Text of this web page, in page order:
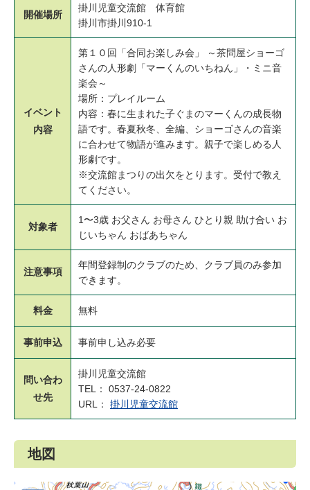
開催場所
掛川児童交流館 体育館
掛川市掛川910-1
イベント
内容
第１０回「合同お楽しみ会」 ～茶問屋ショーゴ
さんの人形劇「マーくんのいちねん」・ミニ音
楽会～
場所：プレイルーム
内容：春に生まれた子ぐまのマーくんの成長物
語です。春夏秋冬、全編、ショーゴさんの音楽
に合わせて物語が進みます。親子で楽しめる人
形劇です。
※交流館まつりの出欠をとります。受付で教え
てください。
対象者
1〜3歳 お父さん お母さん ひとり親 助け合い お
じいちゃん おばあちゃん
注意事項
年間登録制のクラブのため、クラブ員のみ参加
できます。
料金 無料
事前申込 事前申し込み必要
問い合わ
せ先
掛川児童交流館
TEL： 0537-24-0822
URL： 掛川児童交流館
地図